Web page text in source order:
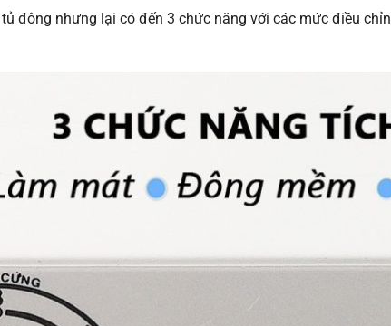
đông nhưng lại có đến 3 chức năng với các mức điều